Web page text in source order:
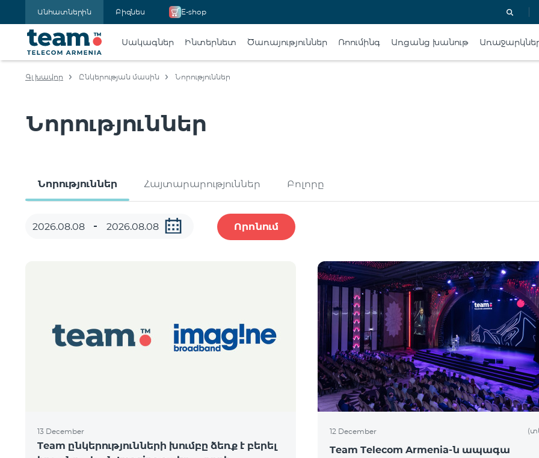
Անհատներին Բիզնես E-shop
Սակագներ Ինտերնետ Ծառայություններ Ռոումինգ Առցանց խանութ
Գլխավոր Ընկերության մասին Նորություններ
Նորություններ
Նորություններ Հայտարարություններ Բոլորը
Որոնում
13 December
Team ընկերությունների խումբը ձեռք է բերել
12 December
Team Telecom Armenia-ն ապագա